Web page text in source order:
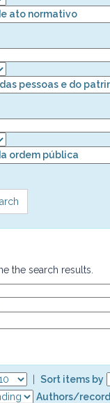
the search results.
Sort items by
Authors/record